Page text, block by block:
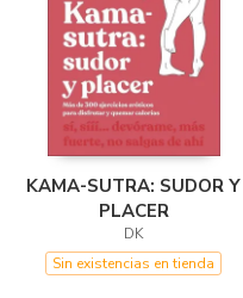
KAMA-SUTRA: SUDOR Y
PLACER
DK
Sin existencias en tienda